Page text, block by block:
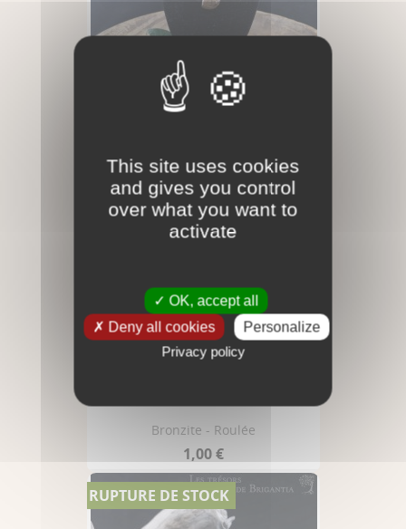
18,00 €
Bronzite - Roulée
1,00 €
RUPTURE DE STOCK
This site uses cookies
and gives you control
over what you want to
activate
OK, accept all
Deny all cookies
Personalize
Privacy policy